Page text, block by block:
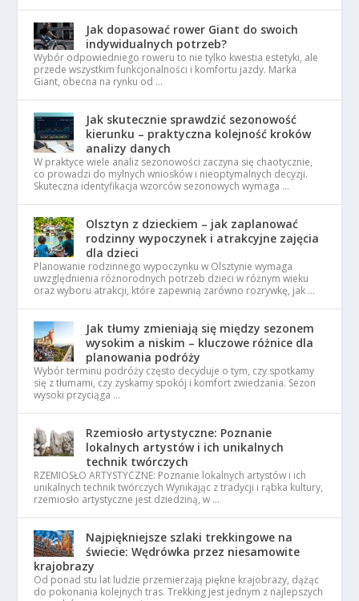
Jak dopasować rower Giant do swoich
indywidualnych potrzeb?
Wybór odpowiedniego roweru to nie tylko kwestia estetyki, ale
przede wszystkim funkcjonalności i komfortu jazdy. Marka
Giant, obecna na rynku od …
Jak skutecznie sprawdzić sezonowość
kierunku – praktyczna kolejność kroków
analizy danych
W praktyce wiele analiz sezonowości zaczyna się chaotycznie,
co prowadzi do mylnych wniosków i nieoptymalnych decyzji.
Skuteczna identyfikacja wzorców sezonowych wymaga …
Olsztyn z dzieckiem – jak zaplanować
rodzinny wypoczynek i atrakcyjne zajęcia
dla dzieci
Planowanie rodzinnego wypoczynku w Olsztynie wymaga
uwzględnienia różnorodnych potrzeb dzieci w różnym wieku
oraz wyboru atrakcji, które zapewnią zarówno rozrywkę, jak …
Jak tłumy zmieniają się między sezonem
wysokim a niskim – kluczowe różnice dla
planowania podróży
Wybór terminu podróży często decyduje o tym, czy spotkamy
się z tłumami, czy zyskamy spokój i komfort zwiedzania. Sezon
wysoki przyciąga …
Rzemiosło artystyczne: Poznanie
lokalnych artystów i ich unikalnych
technik twórczych
RZEMIOSŁO ARTYSTYCZNE: Poznanie lokalnych artystów i ich
unikalnych technik twórczych Wynikając z tradycji i rąbka kultury,
rzemiosło artystyczne jest dziedziną, w …
Najpiękniejsze szlaki trekkingowe na
świecie: Wędrówka przez niesamowite
krajobrazy
Od ponad stu lat ludzie przemierzają piękne krajobrazy, dążąc
do pokonania kolejnych tras. Trekking jest jednym z najlepszych